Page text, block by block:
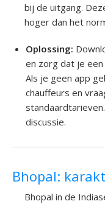
bij de uitgang.
hoger dan het
Oplossing:
en zorg dat je
Als je geen app
chauffeurs en
discussie.
Bhopal:
Bhopal in de